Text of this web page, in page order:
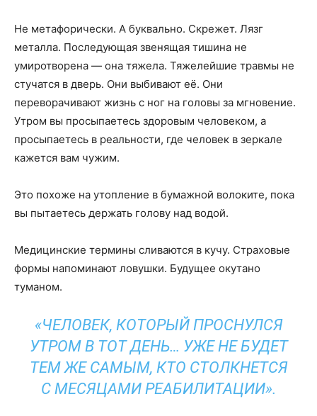
Не метафорически. А буквально. Скрежет. Лязг
металла. Последующая звенящая тишина не
умиротворена — она тяжела. Тяжелейшие травмы не
стучатся в дверь. Они выбивают её. Они
переворачивают жизнь с ног на головы за мгновение.
Утром вы просыпаетесь здоровым человеком, а
просыпаетесь в реальности, где человек в зеркале
кажется вам чужим.
Это похоже на утопление в бумажной волоките, пока
вы пытаетесь держать голову над водой.
Медицинские термины сливаются в кучу. Страховые
формы напоминают ловушки. Будущее окутано
туманом.
«ЧЕЛОВЕК, КОТОРЫЙ ПРОСНУЛСЯ
УТРОМ В ТОТ ДЕНЬ… УЖЕ НЕ БУДЕТ
ТЕМ ЖЕ САМЫМ, КТО СТОЛКНЕТСЯ
С МЕСЯЦАМИ РЕАБИЛИТАЦИИ».